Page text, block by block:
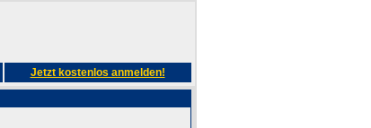
Jetzt kostenlos anmelden!